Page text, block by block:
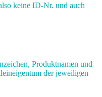
keine ID-Nr. und auch
Produktnamen und
der jeweiligen